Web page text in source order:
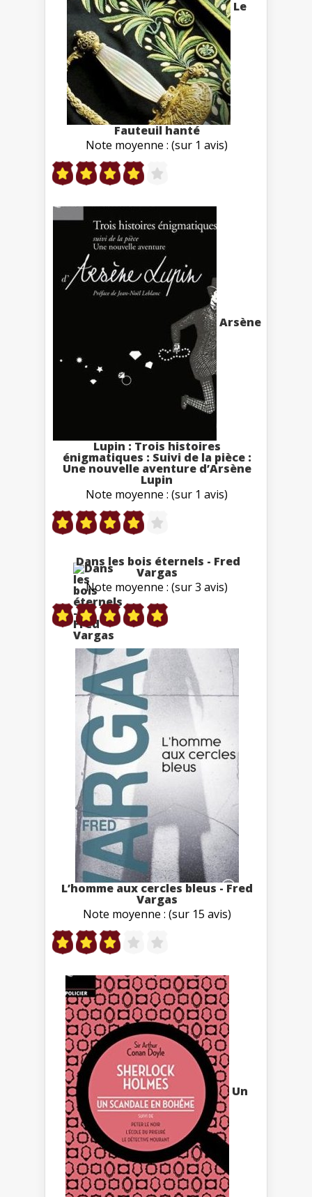
Le
Fauteuil hanté
Note moyenne : (sur 1 avis)
Arsène
Lupin : Trois histoires
énigmatiques : Suivi de la pièce :
Une nouvelle aventure d’Arsène
Lupin
Note moyenne : (sur 1 avis)
Dans les bois éternels - Fred
Vargas
Note moyenne : (sur 3 avis)
L’homme aux cercles bleus - Fred
Vargas
Note moyenne : (sur 15 avis)
Un